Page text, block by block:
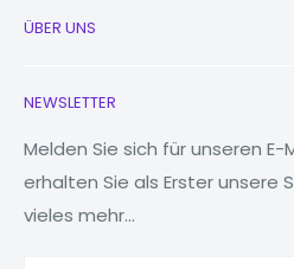
Neu
Uhren
MacBooks
Tablets
Powerbanks
ÜBER UNS
Unsere Geschichte
Reduzieren,
Warum Fonez?
NEWSLETTER
Melden Sie sich für unseren
erhalten Sie als Erster unsere
vieles mehr...